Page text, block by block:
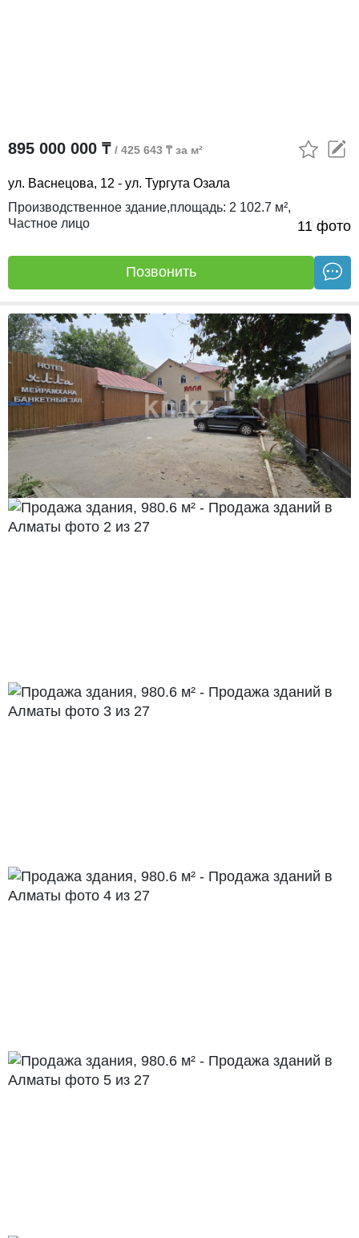
11 фото
895 000 000 ₸ / 425 643 ₸ за м²
ул. Васнецова, 12 - ул. Тургута Озала
Производственное здание,площадь: 2 102.7 м²,
Частное лицо
18.05.26
Позвонить